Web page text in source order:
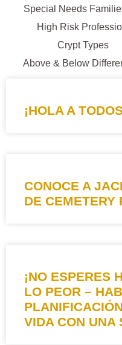
Special Needs
High Risk
Crypt Types
Above & Below
¡HOLA A
CONOCE A
DE CEMETERY
¡NO ESPERES
LO PEOR –
VIDA CON UNA